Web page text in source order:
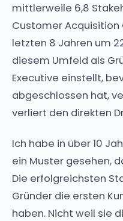
mittlerweile 6,8
Customer Acquisition
letzten 8 Jahren um
diesem Umfeld als
Executive einstellt,
abgeschlossen hat,
verliert den direkten
Ich habe in über 10
ein Muster gesehen,
Die erfolgreichsten
Gründer die ersten
haben. Nicht weil sie